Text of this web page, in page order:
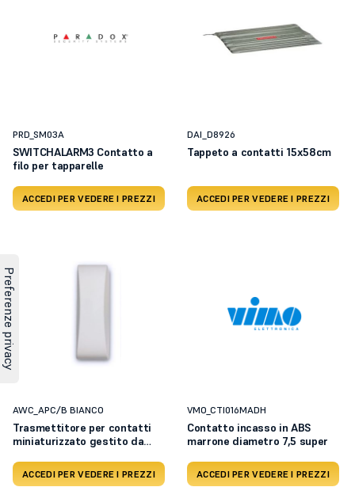
PRD_SM03A
SWITCHALARM3 Contatto a
filo per tapparelle
ACCEDI PER VEDERE I PREZZI
DAI_D8926
Tappeto a contatti 15x58cm
ACCEDI PER VEDERE I PREZZI
AWC_APC/B BIANCO
Trasmettitore per contatti
miniaturizzato gestito da
d’allarme
ACCEDI PER VEDERE I PREZZI
VMO_CTI016MADH
Contatto incasso in ABS
marrone diametro 7,5 super
ACCEDI PER VEDERE I PREZZI